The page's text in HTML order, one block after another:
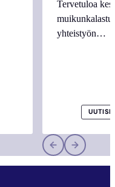
Tervetuloa
yhteistyön…